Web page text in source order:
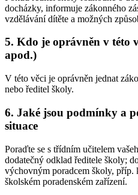
docházky, informuje zákonného
vzdělávání dítěte a možných
5. Kdo je oprávněn v této
apod.)
V této věci je oprávněn jednat
nebo ředitel školy.
6. Jaké jsou podmínky a
situace
Poraďte se s třídním učitelem
dodatečný odklad ředitele školy;
výchovným poradcem školy, příp.
školském poradenském zařízení.